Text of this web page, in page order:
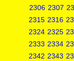
2306 2307
2315 2316
2324 2325
2333 2334
2342 2343